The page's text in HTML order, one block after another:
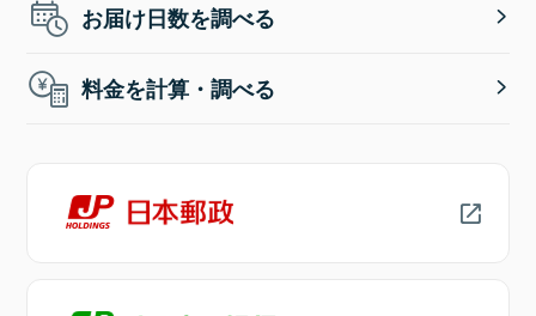
お届け日数を調べる
料金を計算・調べる